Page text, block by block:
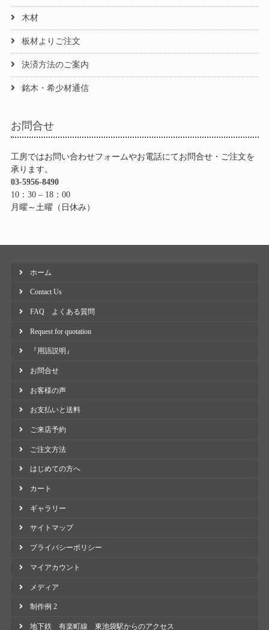
木材
板材よりご注文
決済方法のご案内
銘木・希少材通信
お問合せ
工房ではお問い合わせフォームやお電話にてお問合せ・ご注文を
承ります。
03-5956-8490
10：30 – 18：00
月曜～土曜（日休み）
ホーム
Contact Us
FAQ よくある質問
Request for quotation
『用語説明』
お問合せ
お客様の声
お支払いと送料
ご来店予約
ご注文方法
はじめての方へ
カート
ギャラリー
サイトマップ
プライバシーポリシー
マイアカウント
メディア
制作例 2
地下鉄 有楽町線 東池袋駅からのアクセス